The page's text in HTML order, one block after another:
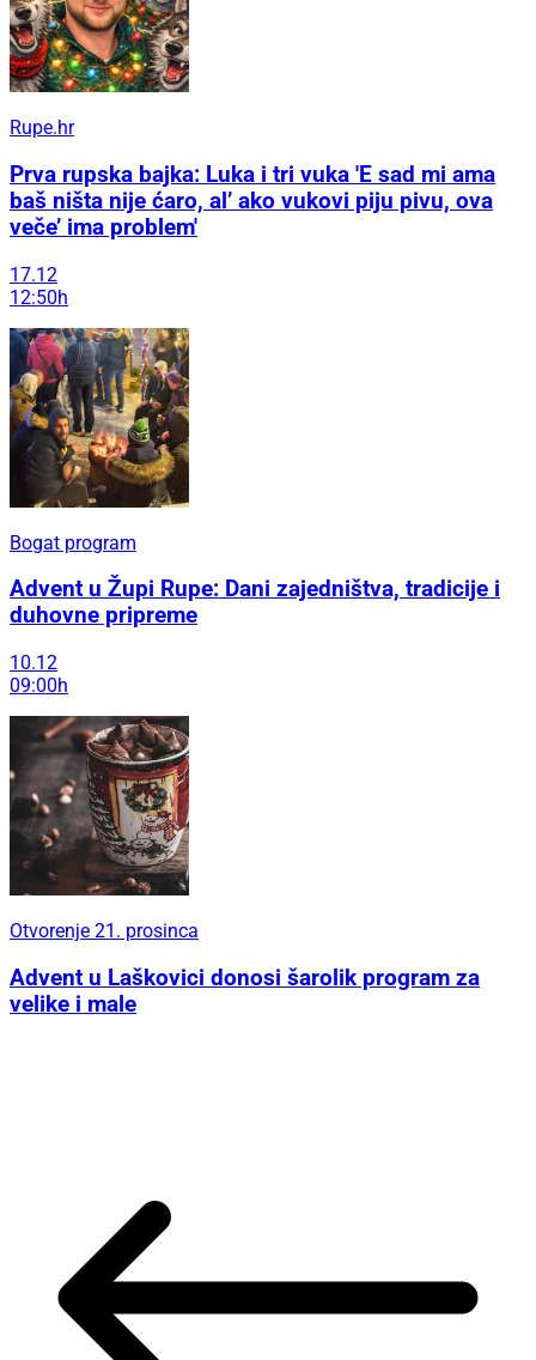
Rupe.hr
Prva rupska bajka: Luka i tri vuka 'E sad mi ama
baš ništa nije ćaro, al’ ako vukovi piju pivu, ova
veče’ ima problem'
17.12
12:50h
Bogat program
Advent u Župi Rupe: Dani zajedništva, tradicije i
duhovne pripreme
10.12
09:00h
Otvorenje 21. prosinca
Advent u Laškovici donosi šarolik program za
velike i male